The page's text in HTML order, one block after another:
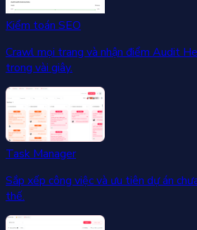
Kiểm toán SEO
Crawl mọi trang và nhận điểm Audit
trong vài giây.
Task Manager
Sắp xếp công việc và ưu tiên dự án
thế.